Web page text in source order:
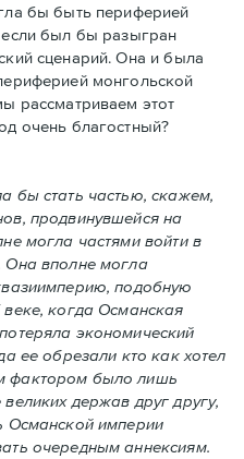
бы быть периферией
был бы разыгран
сценарий. Она и была
монгольской
рассматриваем этот
очень благостный?
бы стать частью, скажем,
продвинувшейся на
могла частями войти в
Она вполне могла
подобную
когда Османская
экономический
ее обрезали кто как хотел
фактором было лишь
великих держав друг другу,
Османской империи
очередным аннексиям.